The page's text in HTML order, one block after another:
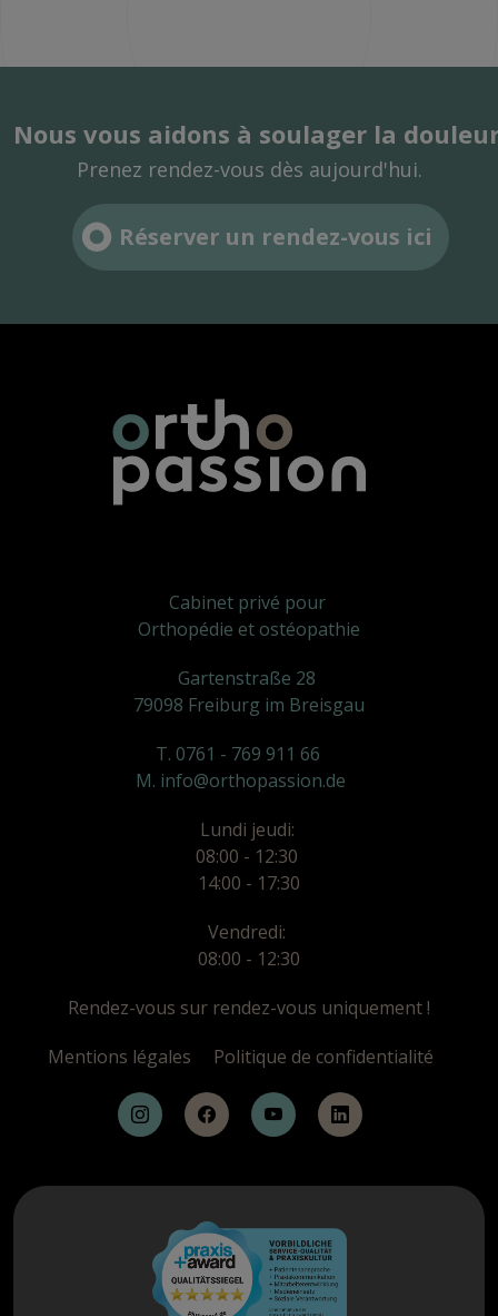
Nous vous aidons à soulager la
Prenez rendez-vous dès aujourd'hui.
Réserver un rendez-vous ici
Cabinet privé pour
Orthopédie et ostéopathie
Gartenstraße 28
79098 Freiburg im Breisgau
T. 0761 - 769 911 66
M. info@orthopassion.de
Lundi jeudi:
08:00 - 12:30
14:00 - 17:30
Vendredi:
08:00 - 12:30
Rendez-vous sur rendez-vous uniquement !
Mentions légales
Politique de confidentialité